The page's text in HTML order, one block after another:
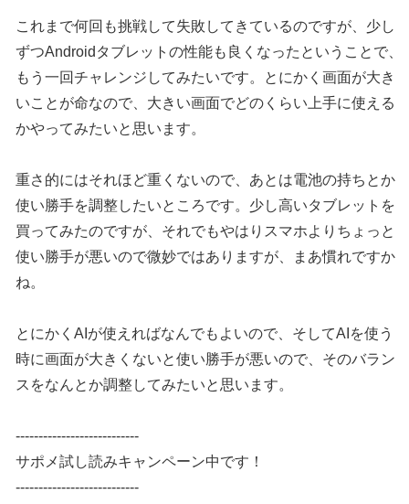
これまで何回も挑戦して失敗してきているのですが、少し
ずつAndroidタブレットの性能も良くなったということで、
もう一回チャレンジしてみたいです。とにかく画面が大き
いことが命なので、大きい画面でどのくらい上手に使える
かやってみたいと思います。
重さ的にはそれほど重くないので、あとは電池の持ちとか
使い勝手を調整したいところです。少し高いタブレットを
買ってみたのですが、それでもやはりスマホよりちょっと
使い勝手が悪いので微妙ではありますが、まあ慣れですか
ね。
とにかくAIが使えればなんでもよいので、そしてAIを使う
時に画面が大きくないと使い勝手が悪いので、そのバラン
スをなんとか調整してみたいと思います。
---------------------------
サポメ試し読みキャンペーン中です！
---------------------------